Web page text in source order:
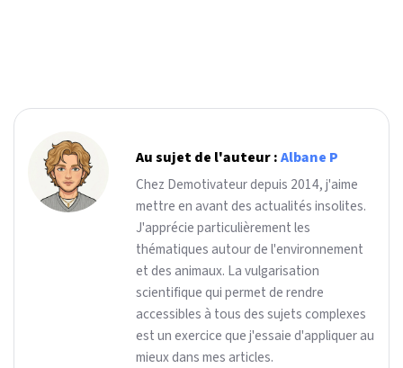
Au sujet de l'auteur :Albane P
Chez Demotivateur depuis 2014, j'aime
mettre en avant des actualités insolites.
J'apprécie particulièrement les
thématiques autour de l'environnement
et des animaux. La vulgarisation
scientifique qui permet de rendre
accessibles à tous des sujets complexes
est un exercice que j'essaie d'appliquer au
mieux dans mes articles.